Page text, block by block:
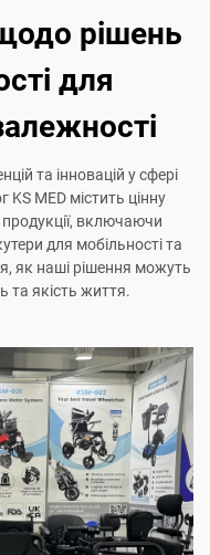
рішень
для
та інновацій у сфері
MED містить цінну
включаючи
для мобільності та
як наші рішення можуть
та якість життя.